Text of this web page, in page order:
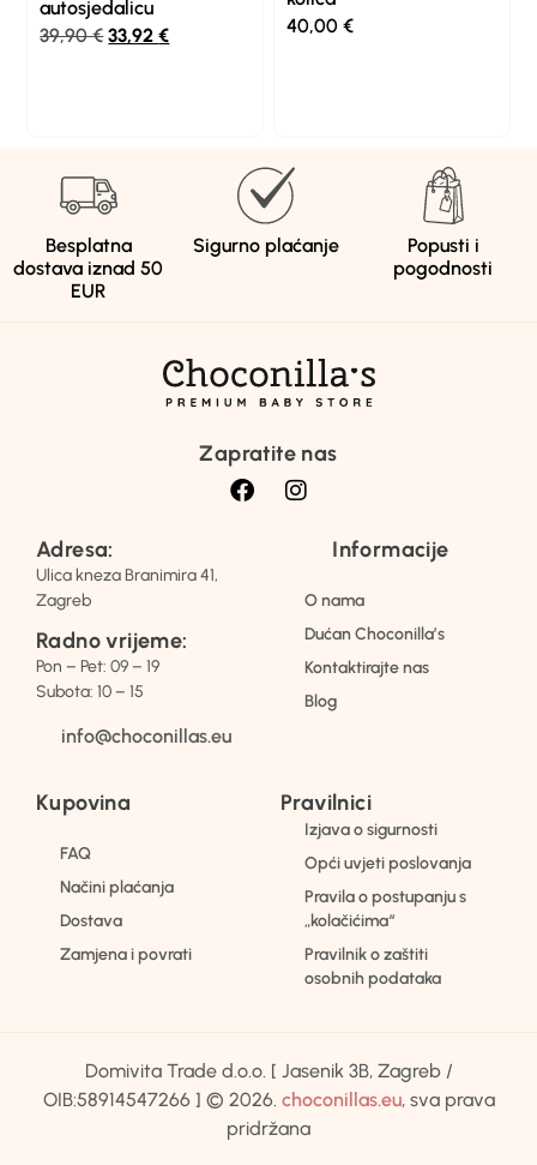
autosjedalicu
39,90€ 33,92€
40,00 €
Besplatna
dostava iznad 50
EUR
Sigurno plaćanje
Popusti i
pogodnosti
Zapratite nas
Adresa:
Ulica kneza Branimira 41,
Zagreb
Radno vrijeme:
Pon – Pet: 09 – 19
Subota: 10 – 15
info@choconillas.eu
Informacije
O nama
Dućan Choconilla’s
Kontaktirajte nas
Blog
Kupovina
FAQ
Načini plaćanja
Dostava
Zamjena i povrati
Pravilnici
Izjava o sigurnosti
Opći uvjeti poslovanja
Pravila o postupanju s
„kolačićima“
Pravilnik o zaštiti
osobnih podataka
Domivita Trade d.o.o. [ Jasenik 3B, Zagreb /
OIB:58914547266 ] © 2026. choconillas.eu, sva prava
pridržana